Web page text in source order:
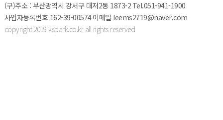
(구)주소 : 부산광역시 강서구 대저2동 1873-2 Tel.051-941-1900
사업자등록번호 162-39-00574이메일 leems2719@naver.com
copyright 2019 kspark.co.kr all rights reserved